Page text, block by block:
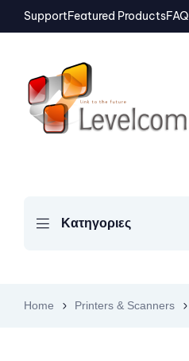
SupportFeatured ProductsFAQ
Κατηγοριες
Home Printers & Scanners